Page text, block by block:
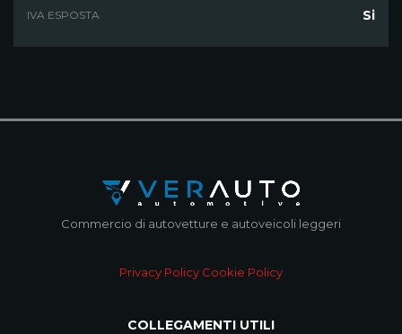
IVA ESPOSTA Si
Commercio di autovetture e autoveicoli leggeri
Privacy Policy Cookie Policy
COLLEGAMENTI UTILI